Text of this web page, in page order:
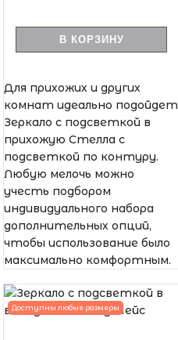
В КОРЗИНУ
Для прихожих и других
комнат идеально подойдет
Зеркало с подсветкой в
прихожую Стелла с
подсветкой по контуру.
Любую мелочь можно
учесть подбором
индивидуального набора
дополнительных опций,
чтобы использование было
максимально комфортным.
Доступны любые размеры